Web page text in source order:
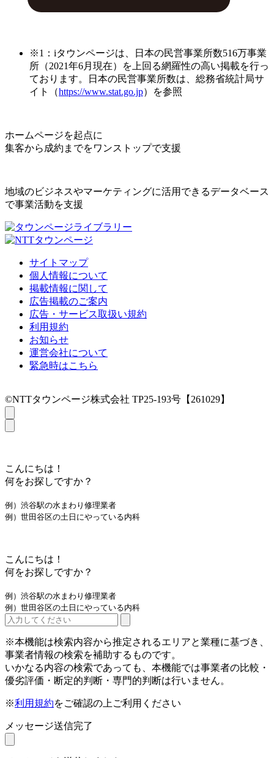
※1：iタウンページは、日本の民営事業所数516万事業
所（2021年6月現在）を上回る網羅性の高い掲載を行っ
ております。日本の民営事業所数は、総務省統計局サ
イト（https://www.stat.go.jp）を参照
ホームページを起点に
集客から成約までをワンストップで支援
地域のビジネスやマーケティングに活用できるデータベース
で事業活動を支援
サイトマップ
個人情報について
掲載情報に関して
広告掲載のご案内
広告・サービス取扱い規約
利用規約
お知らせ
運営会社について
緊急時はこちら
©NTTタウンページ株式会社 TP25-193号【261029】
こんにちは！
何をお探しですか？
例）渋谷駅の水まわり修理業者
例）世田谷区の土日にやっている内科
こんにちは！
何をお探しですか？
例）渋谷駅の水まわり修理業者
例）世田谷区の土日にやっている内科
※本機能は検索内容から推定されるエリアと業種に基づき、
事業者情報の検索を補助するものです。
いかなる内容の検索であっても、本機能では事業者の比較・
優劣評価・断定的判断・専門的判断は行いません。
※利用規約をご確認の上ご利用ください
メッセージ送信完了